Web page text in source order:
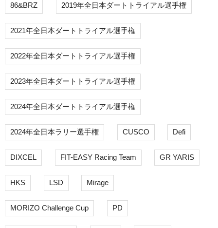
86&BRZ 2019年全日本ダートトライアル選手権
2021年全日本ダートトライアル選手権
2022年全日本ダートトライアル選手権
2023年全日本ダートトライアル選手権
2024年全日本ダートトライアル選手権
2024年全日本ラリー選手権 CUSCO Defi
DIXCEL FIT-EASY Racing Team GR YARIS
HKS LSD Mirage
MORIZO Challenge Cup PD